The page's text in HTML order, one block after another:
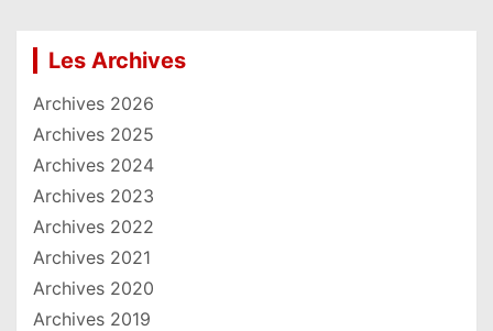
Les Archives
Archives 2026
Archives 2025
Archives 2024
Archives 2023
Archives 2022
Archives 2021
Archives 2020
Archives 2019